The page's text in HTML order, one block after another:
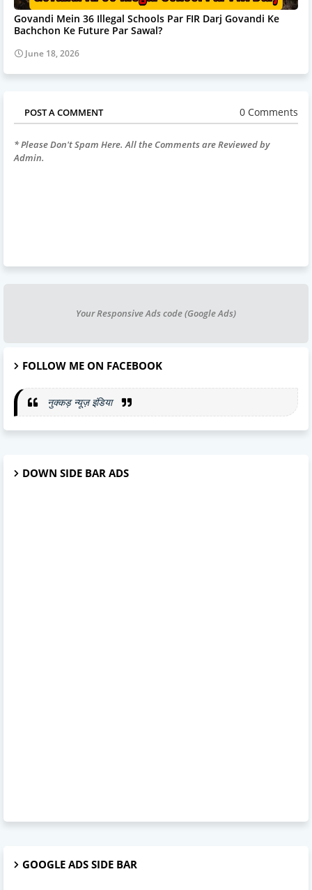
Govandi Mein 36 Illegal Schools Par FIR Darj Govandi Ke
Bachchon Ke Future Par Sawal?
June 18, 2026
POST A COMMENT 0 Comments
* Please Don't Spam Here. All the Comments are Reviewed by
Admin.
Your Responsive Ads code (Google Ads)
FOLLOW ME ON FACEBOOK
नुक्कड़ न्यूज़ इंडिया
DOWN SIDE BAR ADS
GOOGLE ADS SIDE BAR